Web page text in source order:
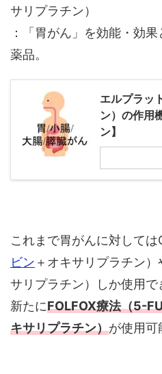
サリプラチン）
：「胃がん」を効能・効
薬品。
エルプラッ
ン）の作用
ン】
これまで胃がんに対しては
ビン ＋オキサリプラチン）
サリプラチン）しか使用
新たにFOLFOX療法（5-
キサリプラチン）が使用可